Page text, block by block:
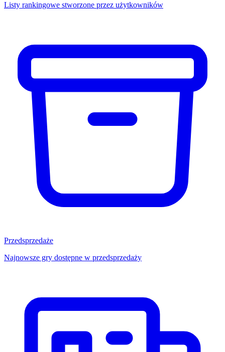
Listy rankingowe stworzone przez użytkowników
Przedsprzedaże
Najnowsze gry dostępne w przedsprzedaży